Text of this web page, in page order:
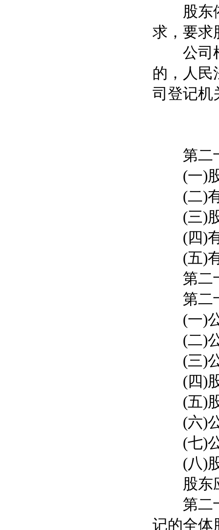
股东依
求，要求
公司根
的，人民
司登记机
第二十
(一)股
(二)有
(三)股
(四)有
(五)有
第二十
第二十
(一)公
(二)公
(三)公
(四)股
(五)股
(六)公
(七)公
(八)股
股东应
第二十
记的全体